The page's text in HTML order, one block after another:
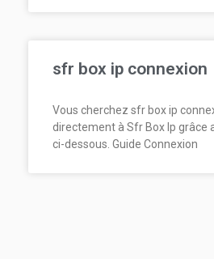
sfr box ip connexion
Vous cherchez sfr box ip
directement à Sfr Box Ip grâce
ci-dessous. Guide Connexion